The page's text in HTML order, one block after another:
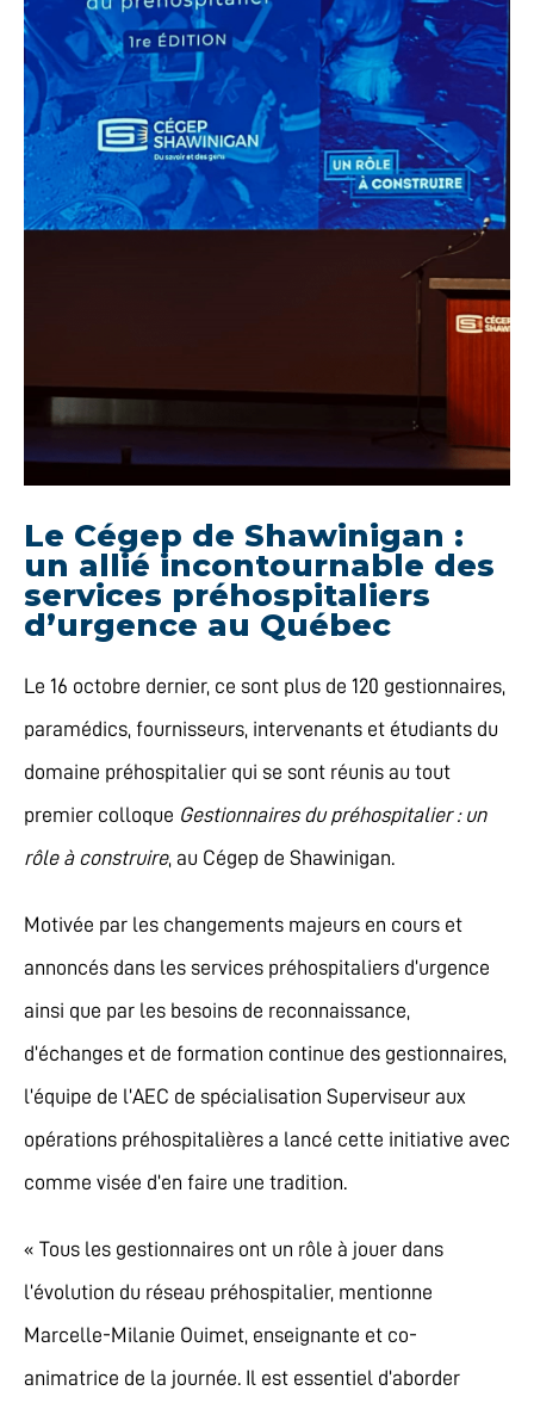
Le Cégep de Shawinigan :
un allié incontournable des
services préhospitaliers
d’urgence au Québec
Le 16 octobre dernier, ce sont plus de 120 gestionnaires,
paramédics, fournisseurs, intervenants et étudiants du
domaine préhospitalier qui se sont réunis au tout
premier colloque Gestionnaires du préhospitalier : un
rôle à construire, au Cégep de Shawinigan.
Motivée par les changements majeurs en cours et
annoncés dans les services préhospitaliers d’urgence
ainsi que par les besoins de reconnaissance,
d’échanges et de formation continue des gestionnaires,
l’équipe de l’AEC de spécialisation Superviseur aux
opérations préhospitalières a lancé cette initiative avec
comme visée d’en faire une tradition.
« Tous les gestionnaires ont un rôle à jouer dans
l’évolution du réseau préhospitalier, mentionne
Marcelle-Milanie Ouimet, enseignante et co-
animatrice de la journée. Il est essentiel d’aborder